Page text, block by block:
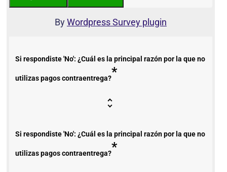
ByWordpress Survey plugin
Si respondiste 'No': ¿Cuál es la principal razón por la que no
utilizas pagos contraentrega?*
Si respondiste 'No': ¿Cuál es la principal razón por la que no
utilizas pagos contraentrega?*